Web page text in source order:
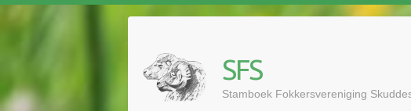
SFS
Stamboek Fokkersvereniging